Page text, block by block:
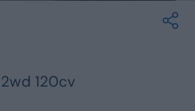
Vedi tutti i marchi
120cv